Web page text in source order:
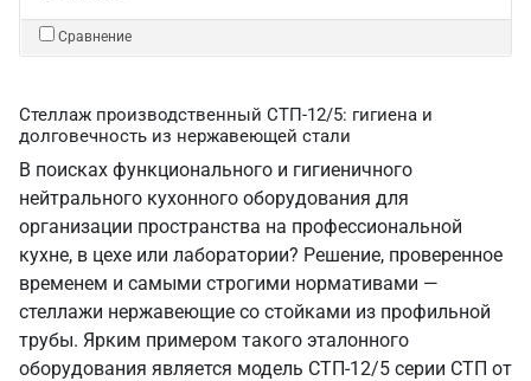
Сравнение
Стеллаж производственный СТП-12/5: гигиена и
долговечность из нержавеющей стали
В поисках функционального и гигиеничного
нейтрального кухонного оборудования для
организации пространства на профессиональной
кухне, в цехе или лаборатории? Решение, проверенное
временем и самыми строгими нормативами —
стеллажи нержавеющие со стойками из профильной
трубы. Ярким примером такого эталонного
оборудования является модель СТП-12/5 серии СТП от